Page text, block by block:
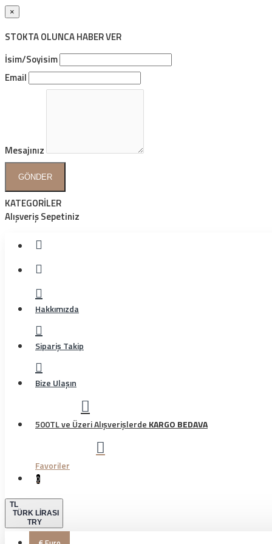
×
STOKTA OLUNCA HABER VER
İsim/Soyisim
Email
Mesajınız
GÖNDER
KATEGORİLER
Alışveriş Sepetiniz
Hakkımızda
Sipariş Takip
Bize Ulaşın
500TL ve Üzeri Alışverişlerde KARGO BEDAVA
Favoriler
0
TL
TÜRK LIRASI
TRY